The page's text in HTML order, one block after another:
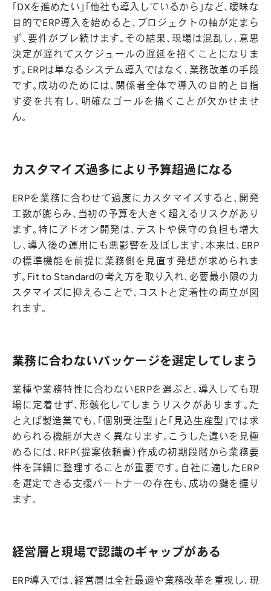
「DXを進めたい」「他社も導入しているから」など、曖昧な
目的でERP導入を始めると、プロジェクトの軸が定まら
ず、要件がブレ続けます。その結果、現場は混乱し、意思
決定が遅れてスケジュールの遅延を招くことになりま
す。ERPは単なるシステム導入ではなく、業務改革の手段
です。成功のためには、関係者全体で導入の目的と目指
す姿を共有し、明確なゴールを描くことが欠かせませ
ん。
カスタマイズ過多により予算超過になる
ERPを業務に合わせて過度にカスタマイズすると、開発
工数が膨らみ、当初の予算を大きく超えるリスクがあり
ます。特にアドオン開発は、テストや保守の負担も増大
し、導入後の運用にも悪影響を及ぼします。本来は、ERP
の標準機能を前提に業務側を見直す発想が求められま
す。Fit to Standardの考え方を取り入れ、必要最小限のカ
スタマイズに抑えることで、コストと定着性の両立が図
れます。
業務に合わないパッケージを選定してしまう
業種や業務特性に合わないERPを選ぶと、導入しても現
場に定着せず、形骸化してしまうリスクがあります。た
とえば製造業でも、「個別受注型」と「見込生産型」では求
められる機能が大きく異なります。こうした違いを見極
めるには、RFP（提案依頼書）作成の初期段階から業務要
件を詳細に整理することが重要です。自社に適したERP
を選定できる支援パートナーの存在も、成功の鍵を握り
ます。
経営層と現場で認識のギャップがある
ERP導入では、経営層は全社最適や業務改革を重視し、現